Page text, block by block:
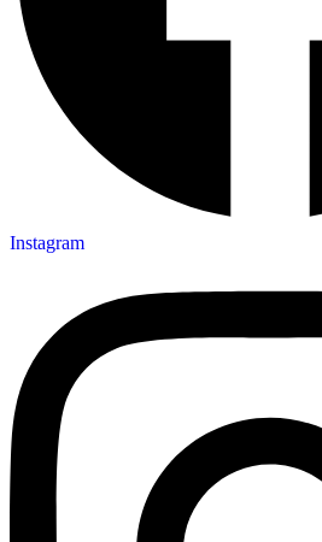
Instagram